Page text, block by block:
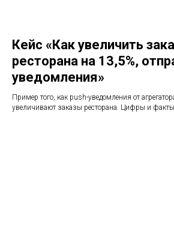
Кейс «Как увеличить
ресторана на 13,5%,
уведомления»
Пример того, как push-уведомления от
увеличивают заказы ресторана. Цифры и факты